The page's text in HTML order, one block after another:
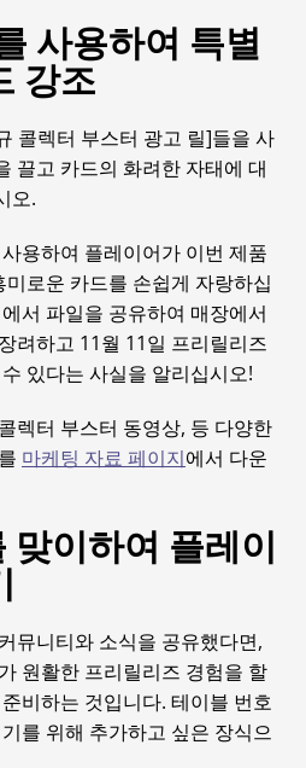
사용하여 특별
강조
콜렉터 부스터 광고 릴]들을 사
끌고 카드의 화려한 자태에 대
오.
용하여 플레이어가 이번 제품
로운 카드를 손쉽게 자랑하십
서 파일을 공유하여 매장에서
려하고 11월 11일 프리릴리즈
있다는 사실을 알리십시오!
렉터 부스터 동영상, 등 다양한
마케팅 자료 페이지에서 다운
이하여 플레이
뮤니티와 소식을 공유했다면,
원활한 프리릴리즈 경험을 할
비하는 것입니다. 테이블 번호
를 위해 추가하고 싶은 장식으